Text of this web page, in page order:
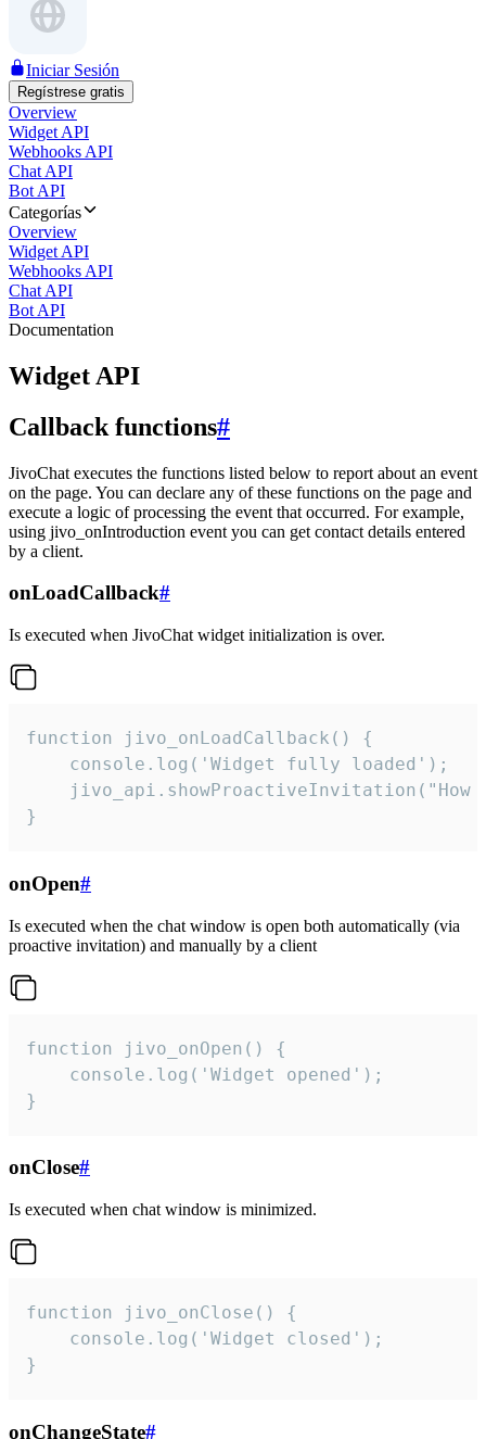
Iniciar Sesión
Regístrese gratis
Overview
Widget API
Webhooks API
Chat API
Bot API
Categorías
Overview
Widget API
Webhooks API
Chat API
Bot API
Documentation
Widget API
Callback functions#
JivoChat executes the functions listed below to report about an event
on the page. You can declare any of these functions on the page and
execute a logic of processing the event that occurred. For example,
using jivo_onIntroduction event you can get contact details entered
by a client.
onLoadCallback#
Is executed when JivoChat widget initialization is over.
function jivo_onLoadCallback() {
    console.log('Widget fully loaded');
jivo_api.showProactiveInvitation("How
}
onOpen#
Is executed when the chat window is open both automatically (via
proactive invitation) and manually by a client
function jivo_onOpen() {
    console.log('Widget opened');
}
onClose#
Is executed when chat window is minimized.
function jivo_onClose() {
    console.log('Widget closed');
}
onChangeState#